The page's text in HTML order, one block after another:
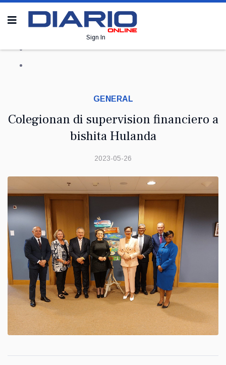
Sign In
GENERAL
Colegionan di supervision financiero a
bishita Hulanda
2023-05-26